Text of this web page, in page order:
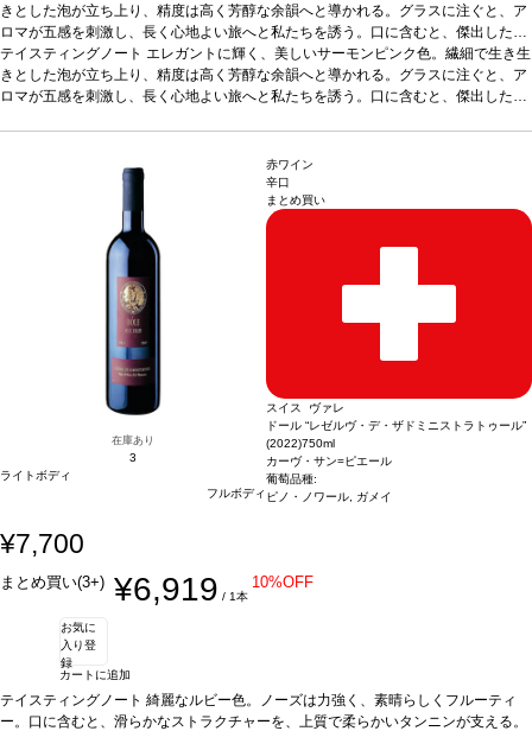
きとした泡が立ち上り、精度は高く芳醇な余韻へと導かれる。グラスに注ぐと、ア
ロマが五感を刺激し、長く心地よい旅へと私たちを誘う。口に含むと、傑出したシ
ャンパーニュに満たされる。繊細で柔らかく生き生きとしており、野イチゴやフレ
ッシュなレッドカラントが展開する。上質な泡が力強くバランスの取れたアロマ
に、繊細で調和のとれたタッチを加える。美味しい苦みとほのかな酸味のフレッシ
レンド。まるで優しく撫でられているような心地よさを感じる」by テタンジェ・ア
ンバサダー、ヴィトリー・テタンジェ
合う料理
ント・シャウルス チーズやスッキリした甘みの焼き梨、またはブルーベリータルト
葡萄品種 ピノ・ノワール 60%、シャルドネ 40%
テイスティングノート エレガントに輝く、美しいサーモンピンク色。繊細で生き生
きとした泡が立ち上り、精度は高く芳醇な余韻へと導かれる。グラスに注ぐと、ア
ロマが五感を刺激し、長く心地よい旅へと私たちを誘う。口に含むと、傑出したシ
に、繊細で調和のとれたタッチを加える。美味しい苦みとほのかな酸味のフレッシ
ュさが、さらなる高みへと昇華させてくれる。本来のポテンシャルと複雑さを十分
に発揮するには、時間を要する一本。 「厳選された葡萄から造る、最も官能的なブ
レンド。まるで優しく撫でられているような心地よさを感じる」by テタンジェ・ア
ンバサダー、ヴィトリー・テタンジェ
白身の肉料理、ロブスターと。コ
葡萄品種 ピノ・ノワール 60%、シャルドネ 40%
在庫あり
3
ライトボディ
フルボディ
赤ワイン
辛口
まとめ買い
スイス ヴァレ
ドール “レゼルヴ・デ・ザドミニストラトゥール”
(2022)750ml
カーヴ・サン=ピエール
葡萄品種:
ピノ・ノワール, ガメイ
¥7,700
まとめ買い(3+) ¥6,919 / 1本
10%OFF
お気に
入り登
録
カートに追加
テイスティングノート 綺麗なルビー色。ノーズは力強く、素晴らしくフルーティ
ー。口に含むと、滑らかなストラクチャーを、上質で柔らかいタンニンが支える。